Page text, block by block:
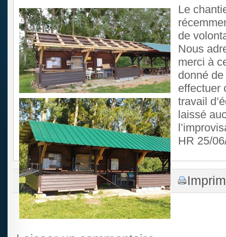
Le
de
Nous
merci à
donné
effectuer
travail
laissé
HR 25/